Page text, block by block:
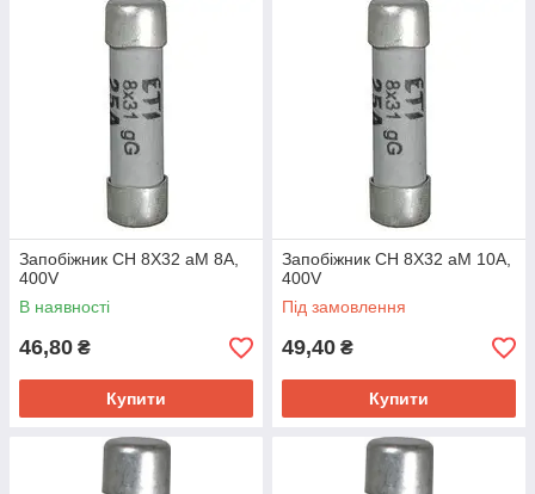
Запобіжник CH 8X32 aM 8A,
400V
В наявності
46,80 ₴
Купити
Запобіжник CH 8X32 aM 10A,
400V
Під замовлення
49,40 ₴
Купити